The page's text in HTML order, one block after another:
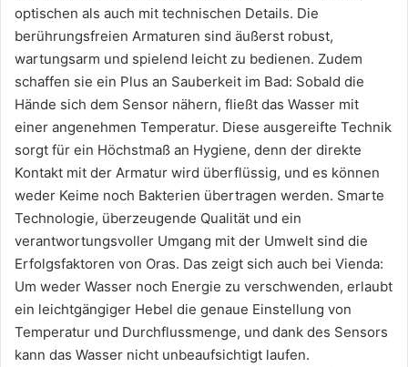
optischen als auch mit technischen Details. Die
berührungsfreien Armaturen sind äußerst robust,
wartungsarm und spielend leicht zu bedienen. Zudem
schaffen sie ein Plus an Sauberkeit im Bad: Sobald die
Hände sich dem Sensor nähern, fließt das Wasser mit
einer angenehmen Temperatur. Diese ausgereifte Technik
sorgt für ein Höchstmaß an Hygiene, denn der direkte
Kontakt mit der Armatur wird überflüssig, und es können
weder Keime noch Bakterien übertragen werden. Smarte
Technologie, überzeugende Qualität und ein
verantwortungsvoller Umgang mit der Umwelt sind die
Erfolgsfaktoren von Oras. Das zeigt sich auch bei Vienda:
Um weder Wasser noch Energie zu verschwenden, erlaubt
ein leichtgängiger Hebel die genaue Einstellung von
Temperatur und Durchflussmenge, und dank des Sensors
kann das Wasser nicht unbeaufsichtigt laufen.